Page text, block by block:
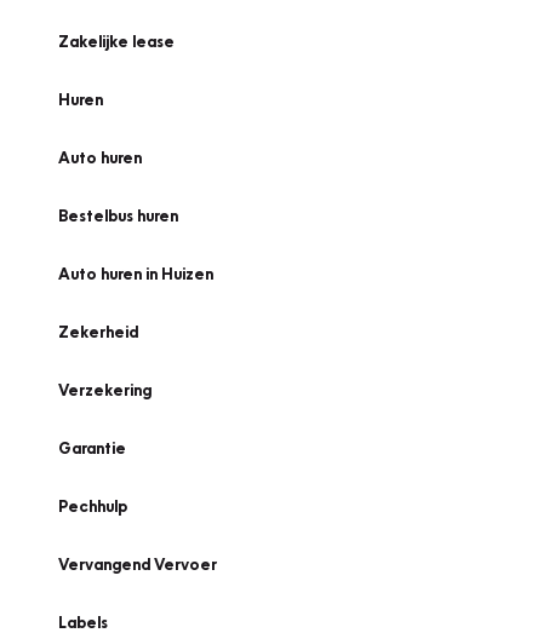
Zakelijke lease
Huren
Auto huren
Bestelbus huren
Auto huren in Huizen
Zekerheid
Verzekering
Garantie
Pechhulp
Vervangend Vervoer
Labels